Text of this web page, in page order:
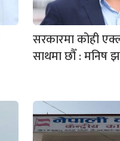
सरकारमा कोही
साथमा छौँ : मनिष